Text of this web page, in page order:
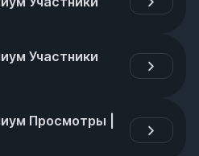
Участники
Просмотры |